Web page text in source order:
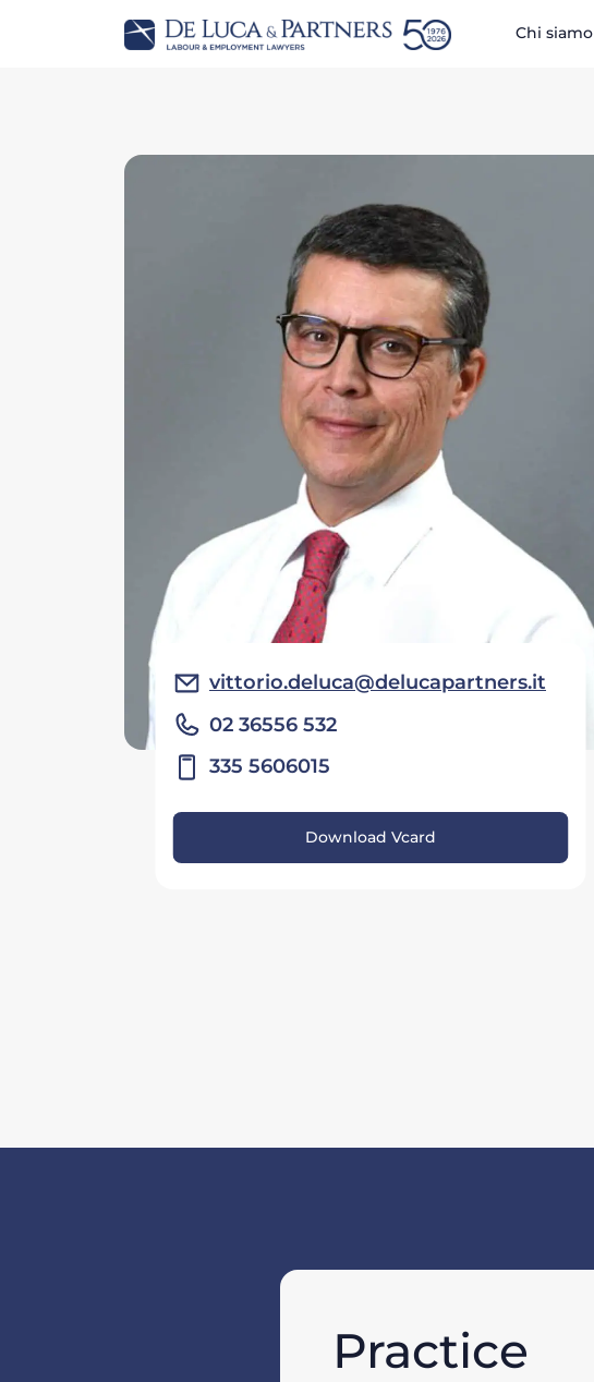
Chi siamo
vittorio.deluca@delucapartners.it
02 36556 532
335 5606015
Download Vcard
Practice